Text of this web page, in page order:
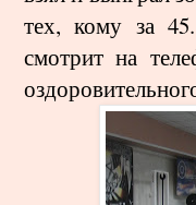
тех, кому за
смотрит на